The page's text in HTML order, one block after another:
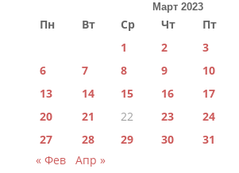
Март 2023
Пн Вт Ср Чт Пт
1
2 3
6
7 8 9 10
13
14 15 16 17
20
21 22 23 24
27
28 29 30
31
« Фев
Апр »